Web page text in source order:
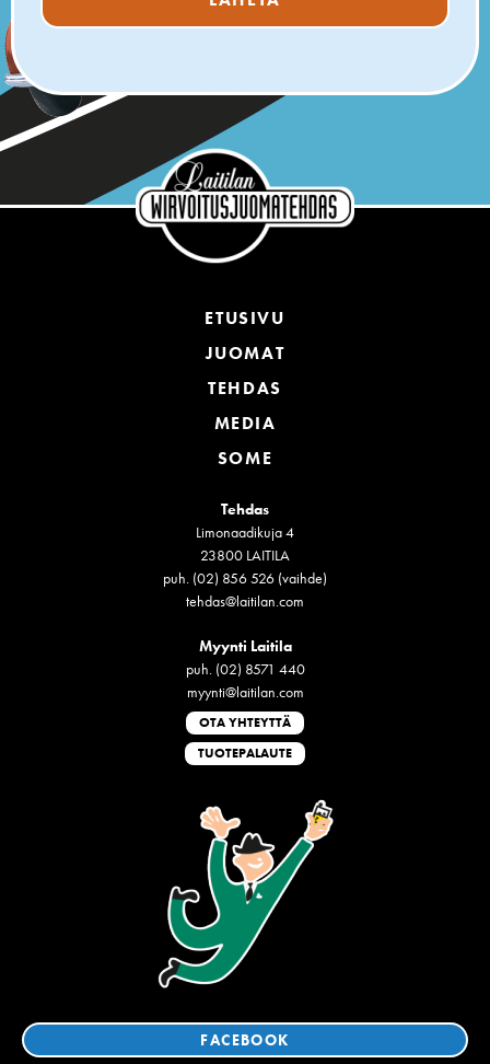
ETUSIVU
JUOMAT
TEHDAS
MEDIA
SOME
Tehdas
Limonaadikuja 4
23800 LAITILA
puh. (02) 856 526 (vaihde)
tehdas@laitilan.com
Myynti Laitila
puh. (02) 8571 440
myynti@laitilan.com
OTA YHTEYTTÄ
TUOTEPALAUTE
FACEBOOK